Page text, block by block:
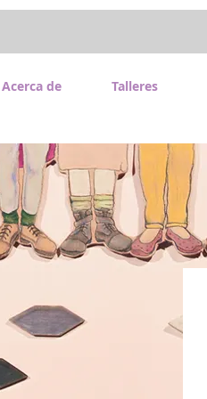
Acerca de Talleres